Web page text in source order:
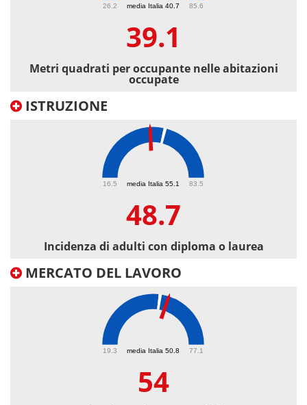
media Italia 40.7
26.2 85.6
39.1
Metri quadrati per occupante nelle abitazioni
occupate
ISTRUZIONE
media Italia 55.1
16.5 83.5
48.7
Incidenza di adulti con diploma o laurea
MERCATO DEL LAVORO
media Italia 50.8
19.3 77.1
54